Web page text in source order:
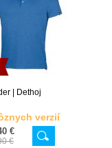
| Dethoj
verzií
€
€